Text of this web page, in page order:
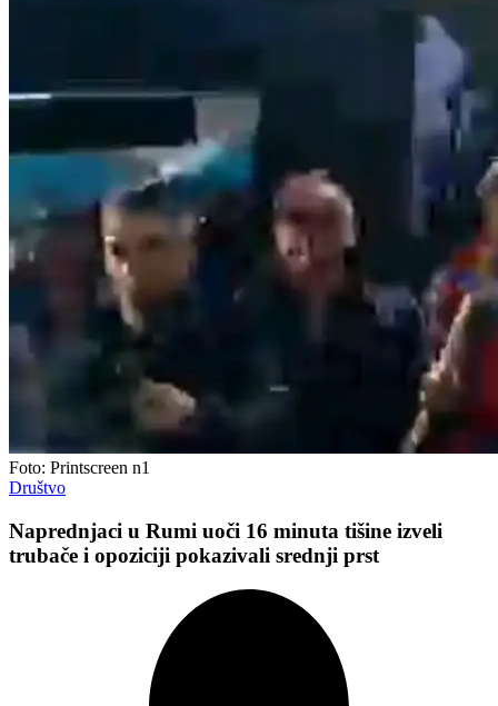
Foto: Printscreen n1
Društvo
Naprednjaci u Rumi uoči 16 minuta tišine izveli
trubače i opoziciji pokazivali srednji prst